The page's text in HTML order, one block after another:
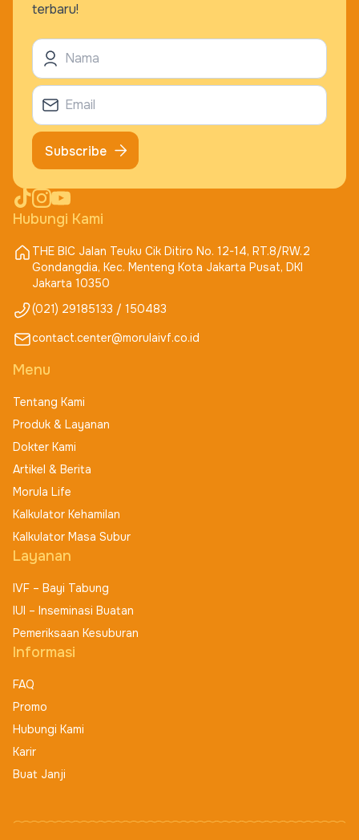
Hubungi Kami
THE BIC Jalan Teuku Cik Ditiro No. 12-14, RT.8/RW.2
Gondangdia, Kec. Menteng Kota Jakarta Pusat, DKI
Jakarta 10350
(021) 29185133 / 150483
contact.center@morulaivf.co.id
Menu
Tentang Kami
Produk & Layanan
Dokter Kami
Artikel & Berita
Morula Life
Kalkulator Kehamilan
Kalkulator Masa Subur
Layanan
IVF – Bayi Tabung
IUI – Inseminasi Buatan
Pemeriksaan Kesuburan
Informasi
FAQ
Promo
Hubungi Kami
Karir
Buat Janji
terbaru!
Subscribe